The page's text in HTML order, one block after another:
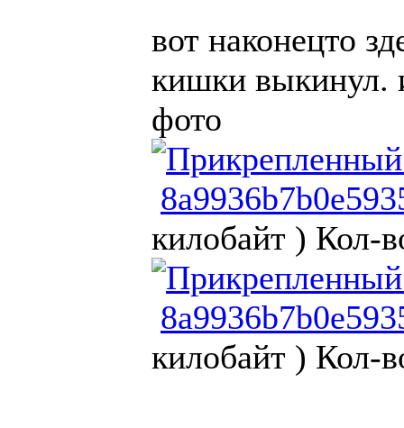
вот наконецто
кишки выкинул.
фото
килобайт ) Кол-
килобайт ) Кол-